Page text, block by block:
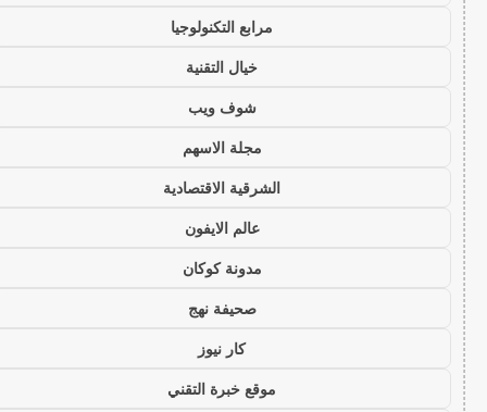
مرابع التكنولوجيا
خيال التقنية
شوف ويب
مجلة الاسهم
الشرقية الاقتصادية
عالم الايفون
مدونة كوكان
صحيفة نهج
كار نيوز
موقع خبرة التقني